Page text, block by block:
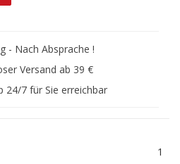
- Nach Absprache !
Versand ab 39 €
24/7 für Sie erreichbar
1